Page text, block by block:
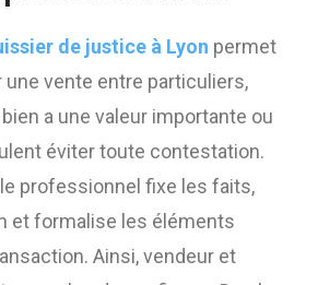
de justice à Lyon permet
vente entre particuliers,
a une valeur importante ou
éviter toute contestation.
professionnel fixe les faits,
et formalise les éléments
Ainsi, vendeur et